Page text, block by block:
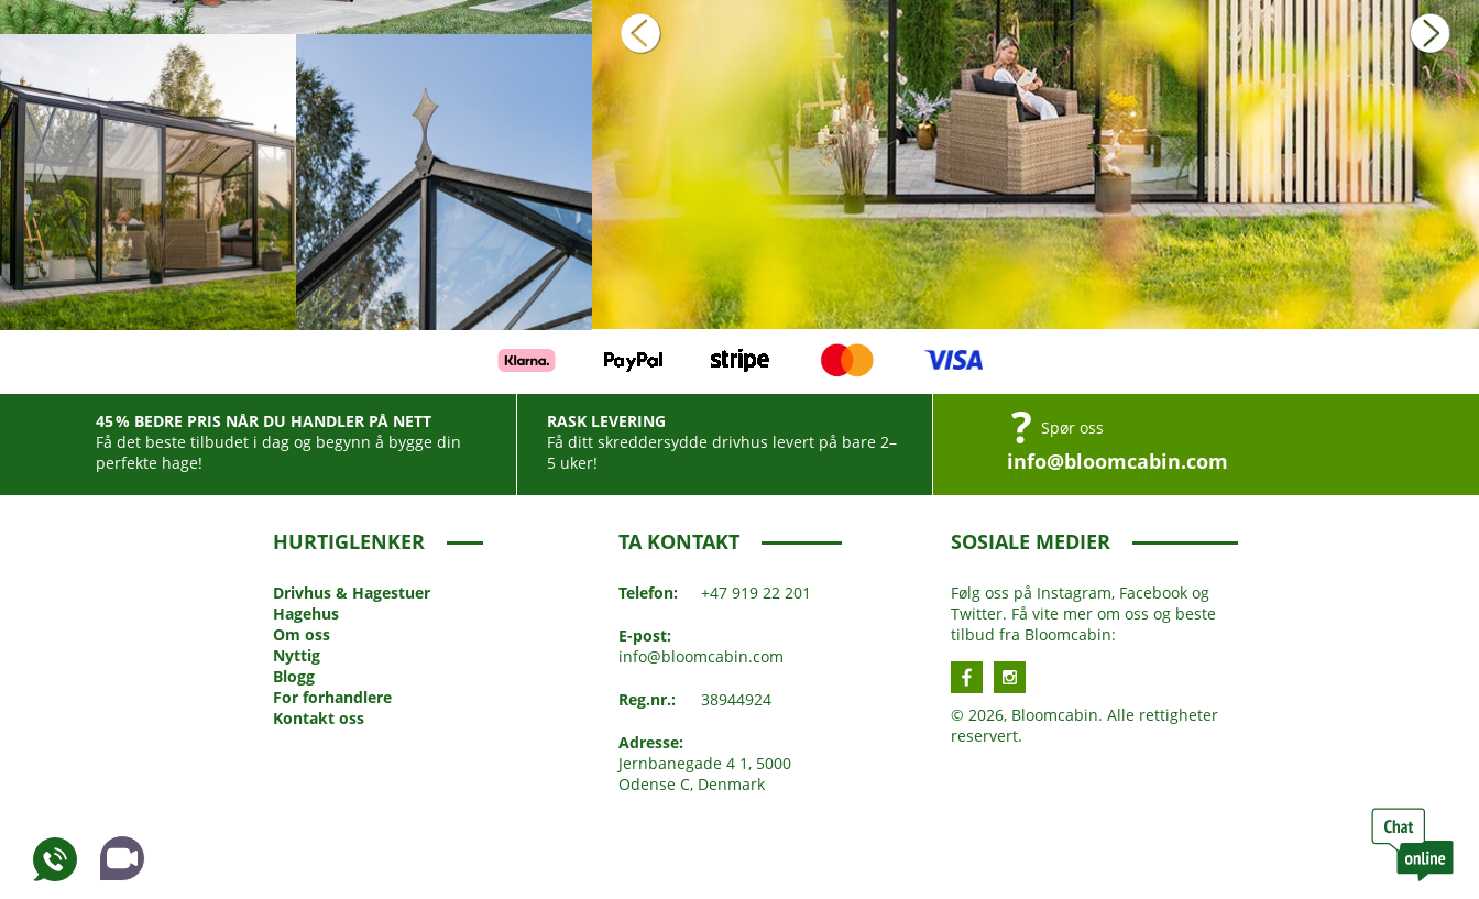
45 % BEDRE PRIS NÅR DU HANDLER PÅ NETT
Få det beste tilbudet i dag og begynn å bygge din
perfekte hage!
RASK LEVERING
Få ditt skreddersydde drivhus levert på bare 2–
5 uker!
Spør oss
info@bloomcabin.com
HURTIGLENKER
Drivhus & Hagestuer
Hagehus
Om oss
Nyttig
Blogg
For forhandlere
Kontakt oss
TA KONTAKT
Telefon: +47 919 22 201
E-post:
info@bloomcabin.com
Reg.nr.: 38944924
Adresse:
Jernbanegade 4 1, 5000
Odense C, Denmark
SOSIALE MEDIER
Følg oss på Instagram, Facebook og
Twitter. Få vite mer om oss og beste
tilbud fra Bloomcabin:
© 2026, Bloomcabin. Alle rettigheter
reservert.